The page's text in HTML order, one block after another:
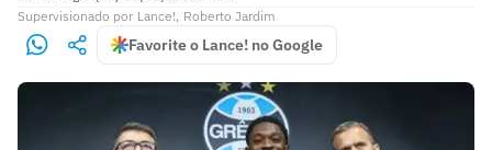
Supervisionado por Lance!, Roberto Jardim
Favorite o Lance! no Google